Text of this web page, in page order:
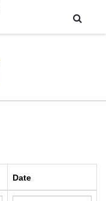
Date